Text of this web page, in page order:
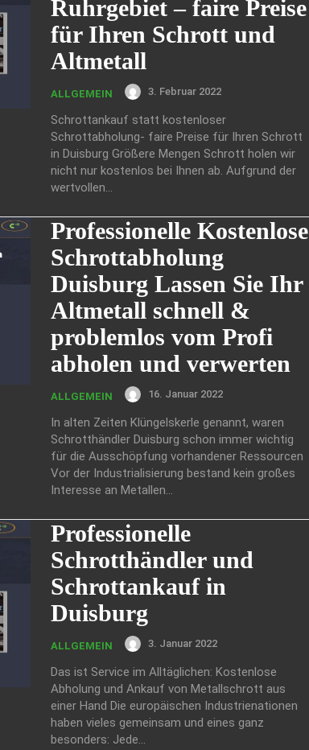
Ruhrgebiet – faire Preise
für Ihren Schrott und
Altmetall
ALLGEMEIN 3. Februar 2022
Schrottankauf statt kostenloser
Schrottabholung- faire Preise für Ihren Schrott
in Duisburg Größere Mengen Schrott holen wir
nicht nur kostenlos bei Ihnen ab. Aufgrund der
wertvollen...
Professionelle Kostenlose
Schrottabholung
Duisburg Lassen Sie Ihr
Altmetall schnell &
problemlos vom Profi
abholen und verwerten
ALLGEMEIN 16. Januar 2022
In alten Zeiten Klüngelskerle genannt, waren
Schrotthändler Duisburg schon immer wichtig
für die Ausschöpfung vorhandener Ressourcen
Vor der Industrialisierung bestand kein großes
Interesse an Metallen...
Professionelle
Schrotthändler und
Schrottankauf in
Duisburg
ALLGEMEIN 3. Januar 2022
Das ist Service im Alltäglichen: Kostenlose
Abholung und Ankauf von Metallschrott aus
einer Hand Die europäischen Industrienationen
haben vieles gemeinsam und eines ganz
besonders: Jede...